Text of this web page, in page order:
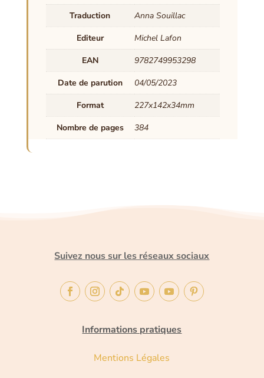
Traduction
Anna Souillac
Editeur
Michel Lafon
EAN
9782749953298
Date de parution
04/05/2023
Format
227x142x34mm
Nombre de pages
384
Suivez nous sur les réseaux sociaux
Informations pratiques
Mentions Légales